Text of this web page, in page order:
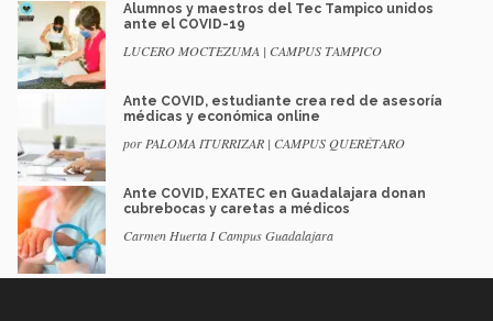
Alumnos y maestros del Tec Tampico unidos
ante el COVID-19
LUCERO MOCTEZUMA | CAMPUS TAMPICO
Ante COVID, estudiante crea red de asesoría
médicas y económica online
por PALOMA ITURRIZAR | CAMPUS QUERÉTARO
Ante COVID, EXATEC en Guadalajara donan
cubrebocas y caretas a médicos
Carmen Huerta I Campus Guadalajara